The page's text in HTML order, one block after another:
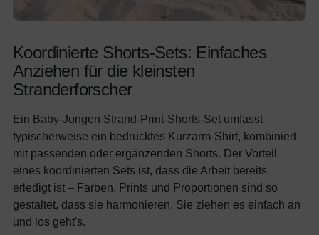
Koordinierte Shorts-Sets: Einfaches
Anziehen für die kleinsten
Stranderforscher
Ein Baby-Jungen Strand-Print-Shorts-Set umfasst
typischerweise ein bedrucktes Kurzarm-Shirt, kombiniert
mit passenden oder ergänzenden Shorts. Der Vorteil
eines koordinierten Sets ist, dass die Arbeit bereits
erledigt ist – Farben, Prints und Proportionen sind so
gestaltet, dass sie harmonieren. Sie ziehen es einfach an
und los geht's.